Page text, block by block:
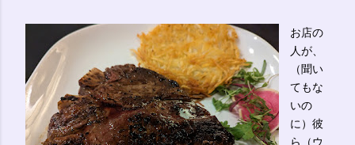
お店の
人が、
（聞い
てもな
いの
に）彼
ら（ウ